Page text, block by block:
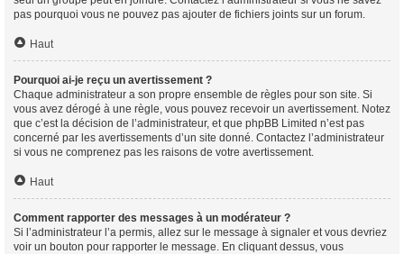
pas pourquoi vous ne pouvez pas ajouter de fichiers joints sur un forum.
Haut
Pourquoi ai-je reçu un avertissement ?
Chaque administrateur a son propre ensemble de règles pour son site. Si
vous avez dérogé à une règle, vous pouvez recevoir un avertissement. Notez
que c’est la décision de l’administrateur, et que phpBB Limited n’est pas
concerné par les avertissements d’un site donné. Contactez l’administrateur
si vous ne comprenez pas les raisons de votre avertissement.
Haut
Comment rapporter des messages à un modérateur ?
Si l’administrateur l’a permis, allez sur le message à signaler et vous devriez
voir un bouton pour rapporter le message. En cliquant dessus, vous